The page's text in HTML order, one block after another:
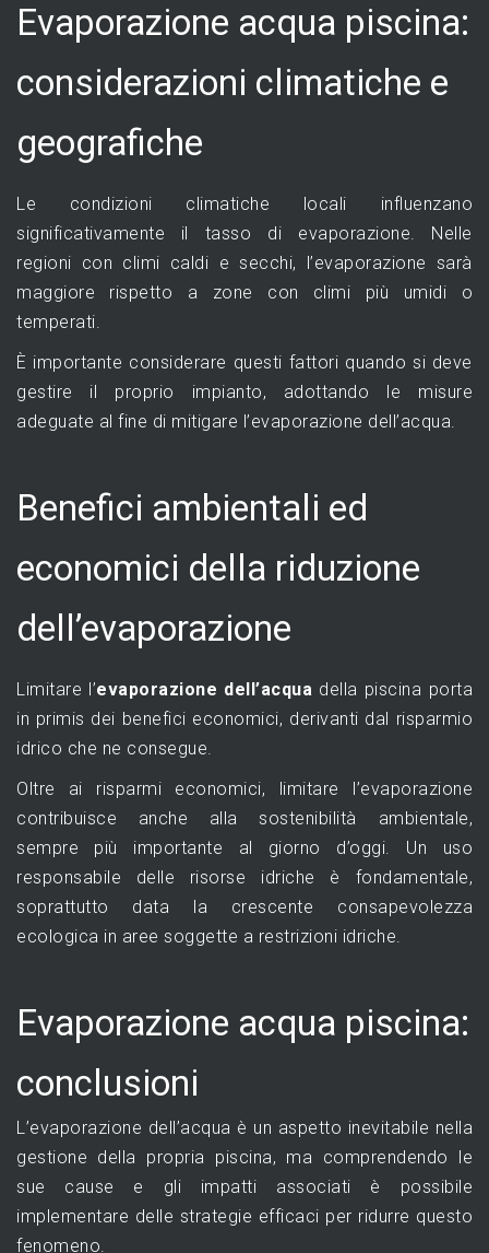
Evaporazione acqua piscina:
considerazioni climatiche e
geografiche
Le condizioni climatiche locali influenzano
significativamente il tasso di evaporazione. Nelle
regioni con climi caldi e secchi, l’evaporazione sarà
maggiore rispetto a zone con climi più umidi o
temperati.
È importante considerare questi fattori quando si deve
gestire il proprio impianto, adottando le misure
adeguate al fine di mitigare l’evaporazione dell’acqua.
Benefici ambientali ed
economici della riduzione
dell’evaporazione
Limitare l’evaporazione dell’acqua della piscina porta
in primis dei benefici economici, derivanti dal risparmio
idrico che ne consegue.
Oltre ai risparmi economici, limitare l’evaporazione
contribuisce anche alla sostenibilità ambientale,
sempre più importante al giorno d’oggi. Un uso
responsabile delle risorse idriche è fondamentale,
soprattutto data la crescente consapevolezza
ecologica in aree soggette a restrizioni idriche.
Evaporazione acqua piscina:
conclusioni
L’evaporazione dell’acqua è un aspetto inevitabile nella
gestione della propria piscina, ma comprendendo le
sue cause e gli impatti associati è possibile
implementare delle strategie efficaci per ridurre questo
fenomeno.